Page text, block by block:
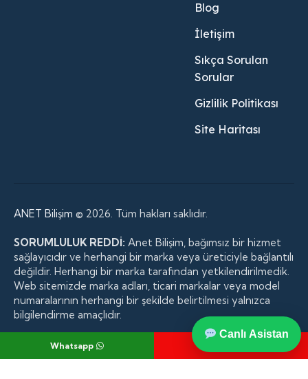
Blog
İletişim
Sıkça Sorulan
Sorular
Gizlilik Politikası
Site Haritası
ANET Bilişim © 2026. Tüm hakları saklıdır.
SORUMLULUK REDDİ: Anet Bilişim, bağımsız bir hizmet
sağlayıcıdır ve herhangi bir marka veya üreticiyle bağlantılı
değildir. Herhangi bir marka tarafından yetkilendirilmedik.
Web sitemizde marka adları, ticari markalar veya model
numaralarının herhangi bir şekilde belirtilmesi yalnızca
bilgilendirme amaçlıdır.
Canlı Asistan
Whatsapp